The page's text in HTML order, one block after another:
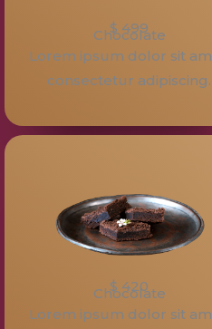
$ 499
Chocolate
Lorem ipsum dolor sit
consectetur adipiscing.
$ 420
Chocolate
Lorem ipsum dolor sit